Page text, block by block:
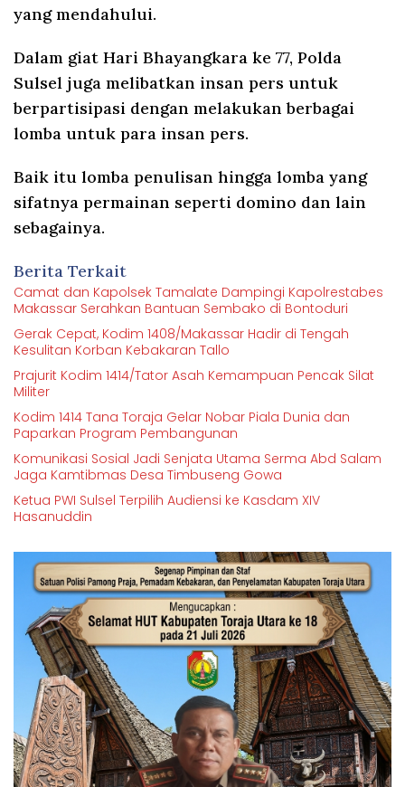
yang mendahului.
Dalam giat Hari Bhayangkara ke 77, Polda
Sulsel juga melibatkan insan pers untuk
berpartisipasi dengan melakukan berbagai
lomba untuk para insan pers.
Baik itu lomba penulisan hingga lomba yang
sifatnya permainan seperti domino dan lain
sebagainya.
Berita Terkait
Camat dan Kapolsek Tamalate Dampingi Kapolrestabes
Makassar Serahkan Bantuan Sembako di Bontoduri
Gerak Cepat, Kodim 1408/Makassar Hadir di Tengah
Kesulitan Korban Kebakaran Tallo
Prajurit Kodim 1414/Tator Asah Kemampuan Pencak Silat
Militer
Kodim 1414 Tana Toraja Gelar Nobar Piala Dunia dan
Paparkan Program Pembangunan
Komunikasi Sosial Jadi Senjata Utama Serma Abd Salam
Jaga Kamtibmas Desa Timbuseng Gowa
Ketua PWI Sulsel Terpilih Audiensi ke Kasdam XIV
Hasanuddin